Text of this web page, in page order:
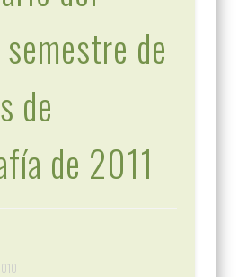
de
de
de 2011